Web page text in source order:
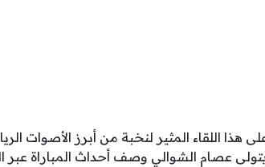
هذا اللقاء المثير لنخبة من أبرز الأصوات
يتولى عصام الشوالي وصف أحداث المباراة عبر